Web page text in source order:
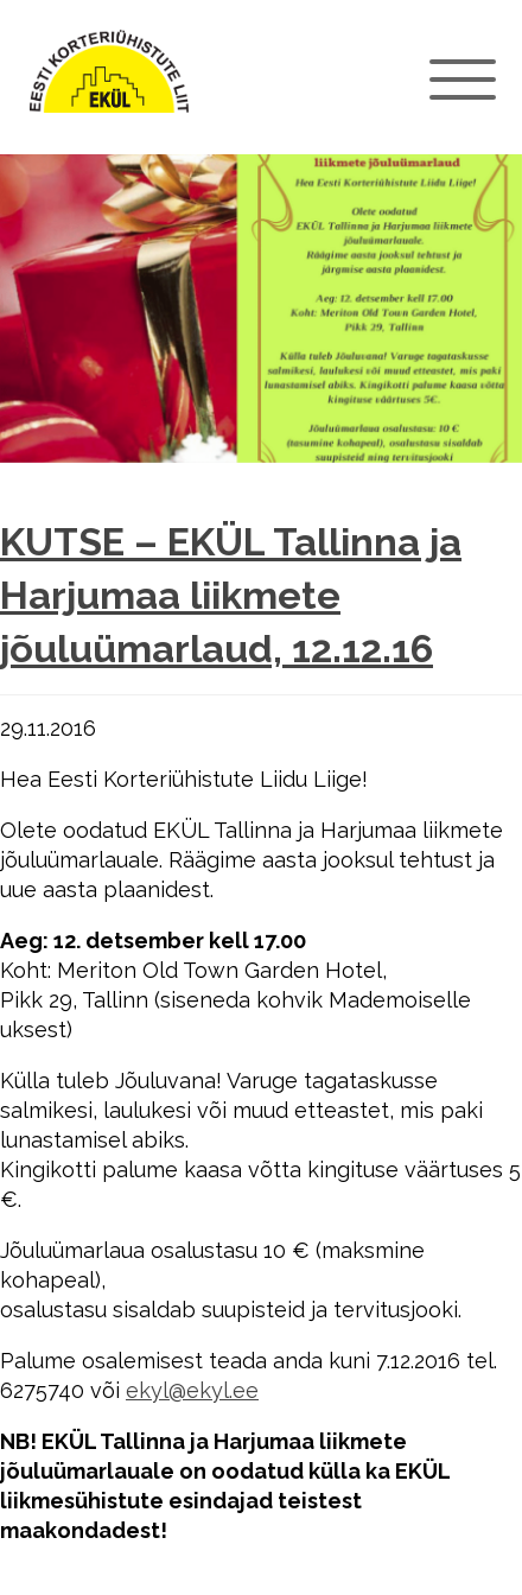
KUTSE – EKÜL Tallinna ja
Harjumaa liikmete
jõuluümarlaud, 12.12.16
29.11.2016
Hea Eesti Korteriühistute Liidu Liige!
Olete oodatud EKÜL Tallinna ja Harjumaa liikmete
jõuluümarlauale. Räägime aasta jooksul tehtust ja
uue aasta plaanidest.
Aeg: 12. detsember kell 17.00
Koht: Meriton Old Town Garden Hotel,
Pikk 29, Tallinn (siseneda kohvik Mademoiselle
uksest)
Külla tuleb Jõuluvana! Varuge tagataskusse
salmikesi, laulukesi või muud etteastet, mis paki
lunastamisel abiks.
Kingikotti palume kaasa võtta kingituse väärtuses 5
€.
Jõuluümarlaua osalustasu 10 € (maksmine
kohapeal),
osalustasu sisaldab suupisteid ja tervitusjooki.
Palume osalemisest teada anda kuni 7.12.2016 tel.
6275740 või ekyl@ekyl.ee
NB! EKÜL Tallinna ja Harjumaa liikmete
jõuluümarlauale on oodatud külla ka EKÜL
liikmesühistute esindajad teistest
maakondadest!